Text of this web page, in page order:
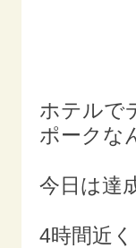
ホテルで
ポークな
今日は達
4時間近